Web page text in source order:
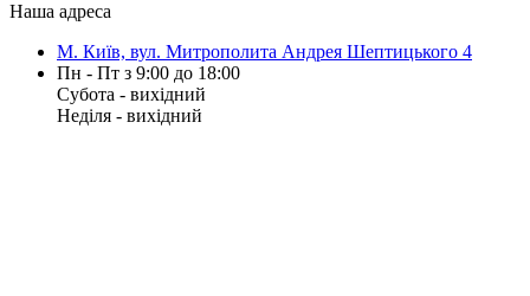
Наша адреса
М. Київ, вул. Митрополита Андрея Шептицького 4
Пн - Пт з 9:00 до 18:00
Субота - вихідний
Неділя - вихідний